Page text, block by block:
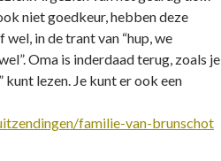
niet goedkeur, hebben deze
in de trant van “hup, we
Oma is inderdaad terug, zoals je
lezen. Je kunt er ook een
familie-van-brunschot